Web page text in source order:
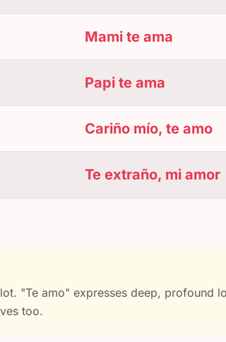
Mami te ama
Papi te ama
Cariño mío, te amo
Te extraño, mi amor
"Te amo" expresses deep, profound
too.